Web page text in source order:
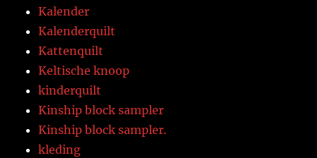
Kalender
Kalenderquilt
Kattenquilt
Keltische knoop
kinderquilt
Kinship block sampler
Kinship block sampler.
kleding